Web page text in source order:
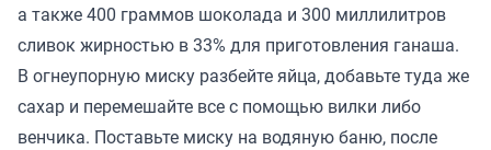
а также 400 граммов шоколада и 300 миллилитров
сливок жирностью в 33% для приготовления ганаша.
В огнеупорную миску разбейте яйца, добавьте туда же
сахар и перемешайте все с помощью вилки либо
венчика. Поставьте миску на водяную баню, после